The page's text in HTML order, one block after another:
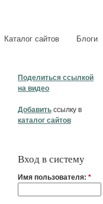
Каталог сайтов Блоги
Поделиться ссылкой
на видео
Добавить ссылку в
каталог сайтов
Вход в систему
Имя пользователя: *